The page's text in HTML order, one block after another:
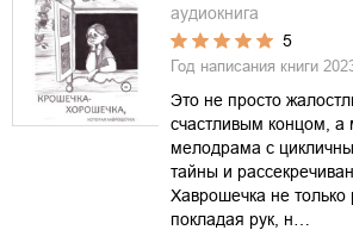
аудиокнига
5
Год написания книги
Это не просто
счастливым концом, а
мелодрама с
тайны и
Хаврошечка не только
покладая рук, н…